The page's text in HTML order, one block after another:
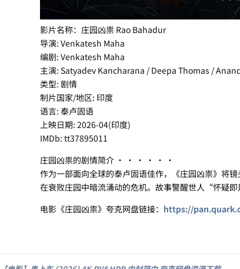
影片名称：庄园凶祟 Rao Bahadur
导演: Venkatesh Maha
编剧: Venkatesh Maha
主演: Satyadev Kancharana / Deepa Thomas /
类型: 剧情
制片国家/地区: 印度
语言: 泰卢固语
上映日期: 2026-04(印度)
IMDb: tt37895011
庄园凶祟的剧情简介 · · · · · ·
作为一部面向全球的泰卢固语佳作，《庄园凶祟》将
在衰败庄园中暗流涌动的危机。故事警醒世人“怀疑
电影《庄园凶祟》夸克网盘链接： https://